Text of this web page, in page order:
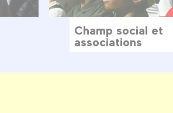
Champ social et
associations